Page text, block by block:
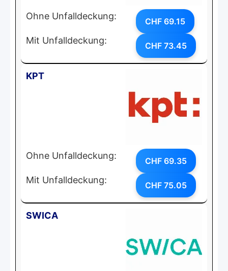
Ohne Unfalldeckung: CHF 69.15
Mit Unfalldeckung: CHF 73.45
KPT
Ohne Unfalldeckung: CHF 69.35
Mit Unfalldeckung: CHF 75.05
SWICA